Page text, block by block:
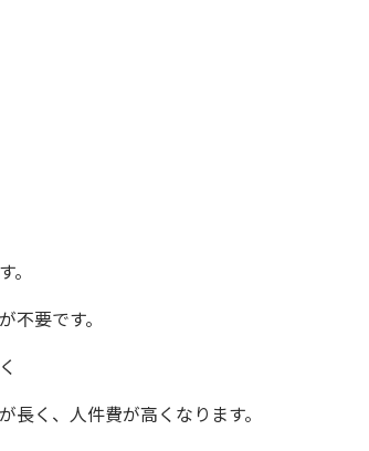
要です。
く、人件費が高くなります。